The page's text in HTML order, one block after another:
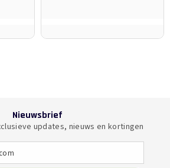
Nieuwsbrief
updates, nieuws en kortingen